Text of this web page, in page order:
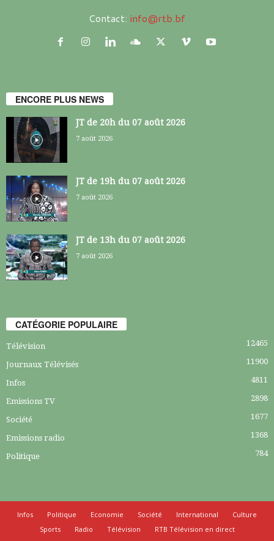
Contact: info@rtb.bf
ENCORE PLUS NEWS
JT de 20h du 07 août 2026
7 août 2026
JT de 19h du 07 août 2026
7 août 2026
JT de 13h du 07 août 2026
7 août 2026
CATÉGORIE POPULAIRE
Télévision 12465
Journaux Télévisés 11900
Infos 4811
Emissions TV 2898
Société 1677
Emissions radio 1368
Politique 784
Infos Politique Economie Société International
Culture
Sports
Radio Télévision
RTB Télévision en direct